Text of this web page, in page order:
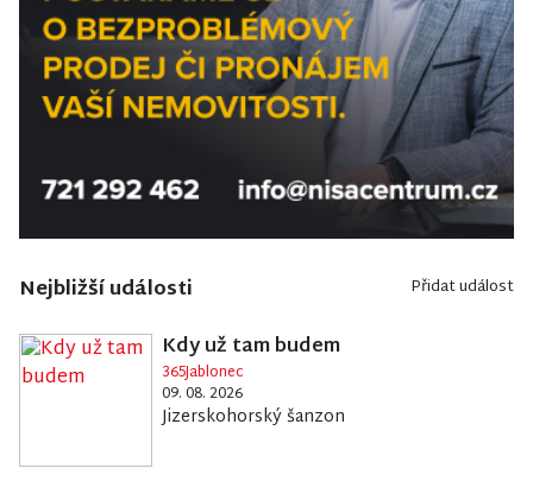
Nejbližší události Přidat událost
Kdy už tam budem
365Jablonec
09. 08. 2026
Jizerskohorský šanzon